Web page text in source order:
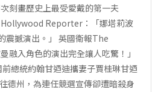
刻畫歷史上最受愛戴的第一夫
Reporter：「娜塔莉波
震撼演出。」 英國衛報The
融入角色的演出完全讓人吃驚！」
總統約翰甘迺迪攜妻子賈桂琳甘迺
德州，為連任競選宣傳卻遭暗殺身